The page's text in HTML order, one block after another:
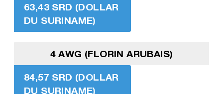
63,43 SRD (DOLLAR
DU SURINAME)
4 AWG (FLORIN ARUBAIS)
84,57 SRD (DOLLAR
DU SURINAME)